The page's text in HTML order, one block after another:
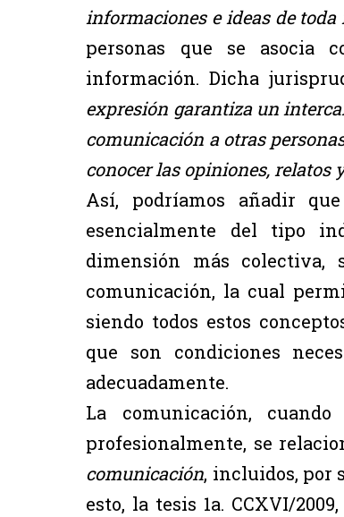
informaciones e ideas de toda
personas que se asocia
información. Dicha
expresión garantiza un
comunicación a otras
conocer las opiniones, relatos
Así, podríamos añadir
esencialmente del tipo
dimensión más
comunicación, la cual
siendo todos estos
que son condiciones
adecuadamente.
La comunicación,
profesionalmente, se
comunicación, incluidos, por
esto, la tesis 1a. CCXVI/